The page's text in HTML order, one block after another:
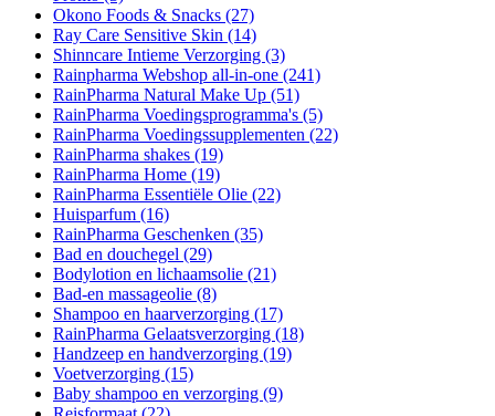
Okono Foods & Snacks (27)
Ray Care Sensitive Skin (14)
Shinncare Intieme Verzorging (3)
Rainpharma Webshop all-in-one (241)
RainPharma Natural Make Up (51)
RainPharma Voedingsprogramma's (5)
RainPharma Voedingssupplementen (22)
RainPharma shakes (19)
RainPharma Home (19)
RainPharma Essentiële Olie (22)
Huisparfum (16)
RainPharma Geschenken (35)
Bad en douchegel (29)
Bodylotion en lichaamsolie (21)
Bad-en massageolie (8)
Shampoo en haarverzorging (17)
RainPharma Gelaatsverzorging (18)
Handzeep en handverzorging (19)
Voetverzorging (15)
Baby shampoo en verzorging (9)